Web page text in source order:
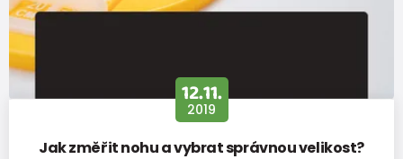
12.11.
2019
Jak změřit nohu a vybrat správnou velikost?